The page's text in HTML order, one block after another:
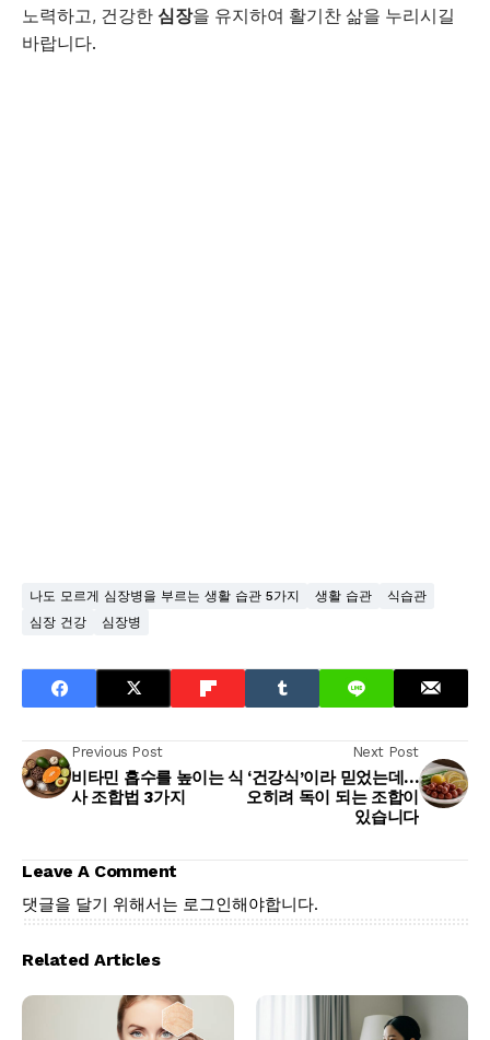
노력하고, 건강한 심장을 유지하여 활기찬 삶을 누리시길
바랍니다.
나도 모르게 심장병을 부르는 생활 습관 5가지 생활 습관
식습관
심장 건강
심장병
Previous Post
비타민 흡수를 높이는 식
사 조합법 3가지
Next Post
‘건강식’이라 믿었는데…
오히려 독이 되는 조합이
있습니다
Leave A Comment
댓글을 달기 위해서는 로그인해야합니다.
Related Articles